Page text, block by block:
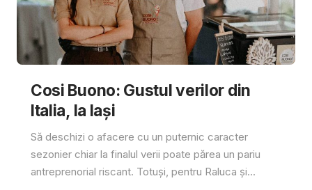
Cosi Buono: Gustul verilor din
Italia, la Iași
Să deschizi o afacere cu un puternic caracter
sezonier chiar la finalul verii poate părea un pariu
antreprenorial riscant. Totuși, pentru Raluca și...